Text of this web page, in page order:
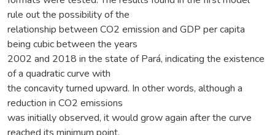
rule out the possibility of the
relationship between CO2 emission and GDP per capita
being cubic between the years
2002 and 2018 in the state of Pará, indicating the existence
of a quadratic curve with
the concavity turned upward. In other words, although a
reduction in CO2 emissions
was initially observed, it would grow again after the curve